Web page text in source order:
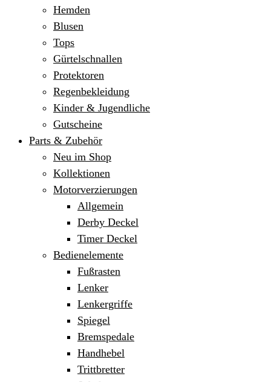
Hemden
Blusen
Tops
Gürtelschnallen
Protektoren
Regenbekleidung
Kinder & Jugendliche
Gutscheine
Parts & Zubehör
Neu im Shop
Kollektionen
Motorverzierungen
Allgemein
Derby Deckel
Timer Deckel
Bedienelemente
Fußrasten
Lenker
Lenkergriffe
Spiegel
Bremspedale
Handhebel
Trittbretter